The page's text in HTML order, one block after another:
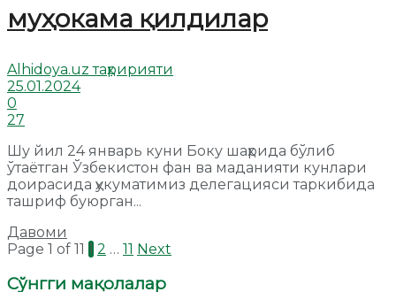
муҳокама қилдилар
Alhidoya.uz таҳририяти
25.01.2024
0
27
Шу йил 24 январь куни Боку шаҳрида бўлиб
ўтаётган Ўзбекистон фан ва маданияти кунлари
доирасида ҳукуматимиз делегацияси таркибида
ташриф буюрган...
Давоми
Page 1 of 11 1 2 … 11 Next
Сўнгги мақолалар